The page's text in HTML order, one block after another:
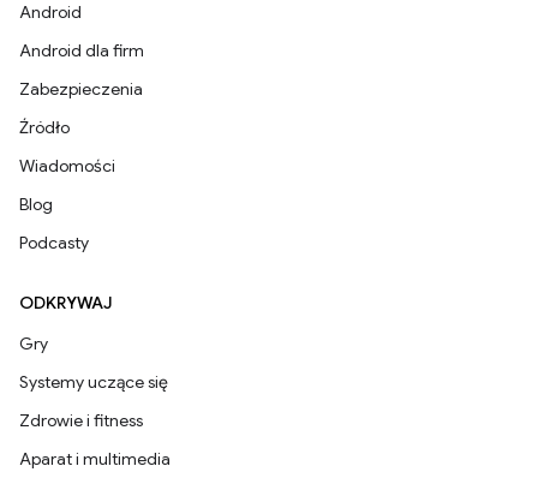
Android
Android dla firm
Zabezpieczenia
Źródło
Wiadomości
Blog
Podcasty
ODKRYWAJ
Gry
Systemy uczące się
Zdrowie i fitness
Aparat i multimedia